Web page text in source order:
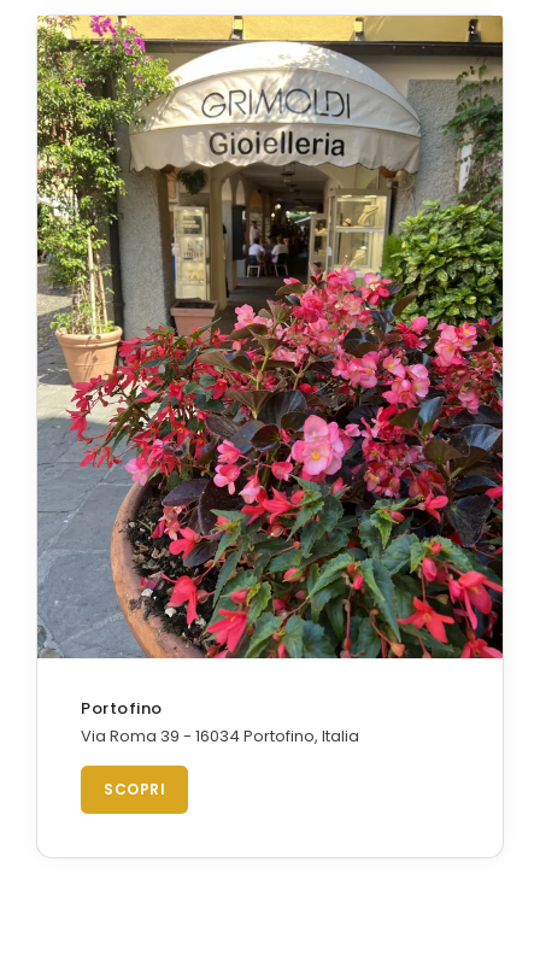
Portofino
Via Roma 39 - 16034 Portofino, Italia
SCOPRI